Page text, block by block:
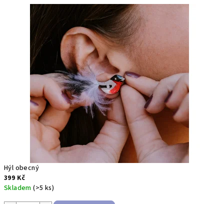
Hýl obecný
399 Kč
Skladem(>5 ks)